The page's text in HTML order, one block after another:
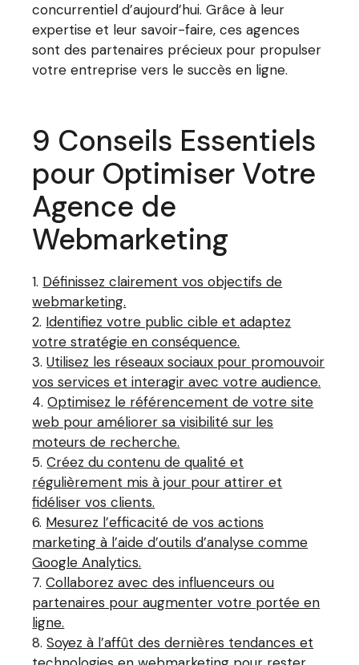
concurrentiel d’aujourd’hui. Grâce à leur
expertise et leur savoir-faire, ces agences
sont des partenaires précieux pour propulser
votre entreprise vers le succès en ligne.
9 Conseils Essentiels
pour Optimiser Votre
Agence de
Webmarketing
Définissez clairement vos objectifs de
webmarketing.
Identifiez votre public cible et adaptez
votre stratégie en conséquence.
Utilisez les réseaux sociaux pour promouvoir
vos services et interagir avec votre audience.
Optimisez le référencement de votre site
web pour améliorer sa visibilité sur les
moteurs de recherche.
Créez du contenu de qualité et
régulièrement mis à jour pour attirer et
fidéliser vos clients.
Mesurez l’efficacité de vos actions
marketing à l’aide d’outils d’analyse comme
Google Analytics.
Collaborez avec des influenceurs ou
partenaires pour augmenter votre portée en
ligne.
Soyez à l’affût des dernières tendances et